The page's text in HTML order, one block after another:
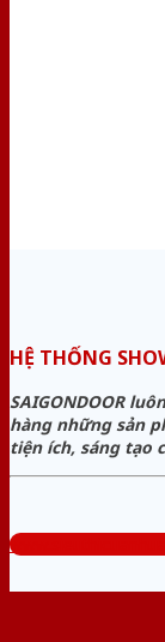
HỆ THỐNG
SAIGONDOOR
hàng những sản
tiện ích, sáng tạo